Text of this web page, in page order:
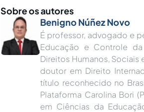
Sobre os autores
Benigno Núñez Novo
É professor, advogado e
Educação e Controle
Direitos Humanos, Sociais
doutor em Direito
título reconhecido no
Plataforma Carolina Bori
em Ciências da